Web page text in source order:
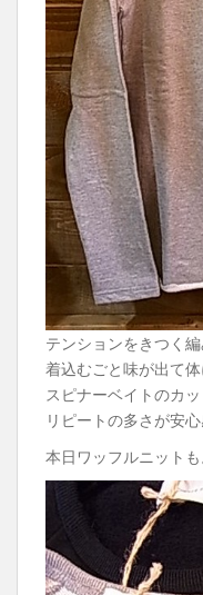
テンションをきつく
着込むごと味が出て体
スピナーベイトのカ
リピートの多さが安
本日ワッフルニットも